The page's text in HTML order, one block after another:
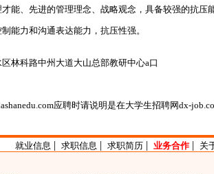
能、先进的管理理念、战略观念，具备较强的抗压
能力和沟通表达能力，抗压性强。
林科路中州大道大山总部教研中心a口
应聘时请说明是在大学生招聘网dx-
就业信息 | 求职信息 | 求职简历| 业务合作| 关